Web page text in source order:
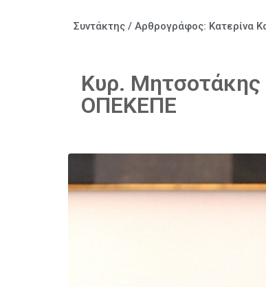
Συντάκτης / Αρθρογράφος: Κατερίνα
Κυρ. Μητσοτάκης
ΟΠΕΚΕΠΕ